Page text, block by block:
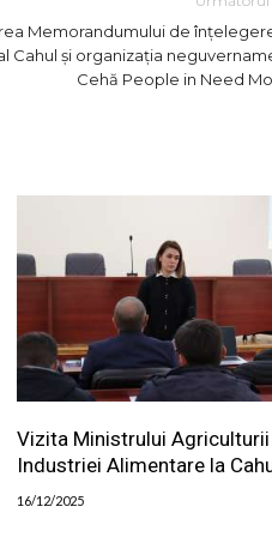
Memorandumului de
Cahul și organizația
Cehă People in Need
Vizita Ministrului
Industriei Alimentare la
16/12/2025